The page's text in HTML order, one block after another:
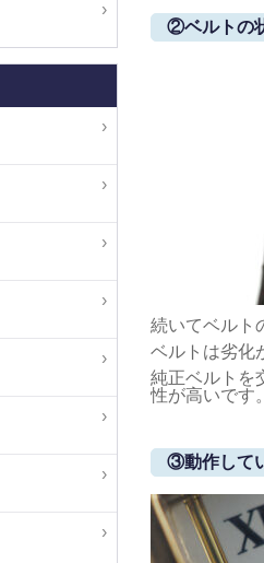
②ベルトの
続いてベルト
ベルトは劣化
純正ベルトを
性が高いです。
③動作して